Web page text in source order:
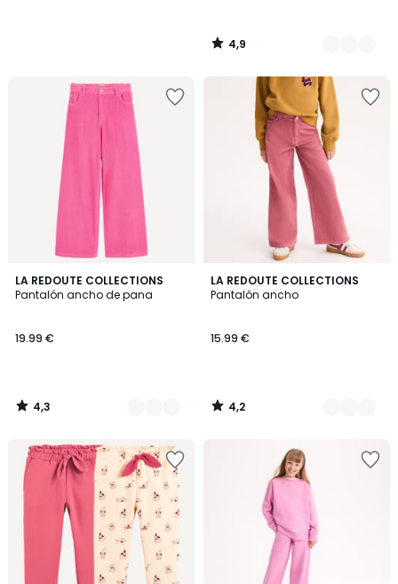
4,9
/
LA REDOUTE COLLECTIONS
Pantalón ancho de pana
19.99 €
4,3
/ 5
2
Colores
4,3
/
LA REDOUTE COLLECTIONS
Pantalón ancho
15.99 €
4,2
/ 5
2
Colores
4,2
/